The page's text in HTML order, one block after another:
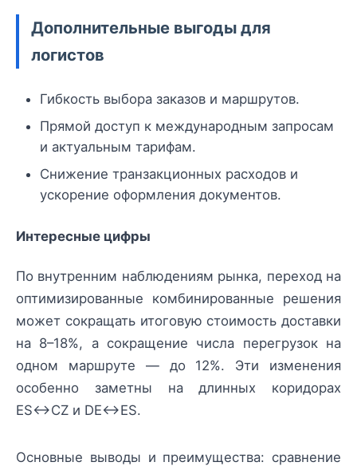
Дополнительные выгоды для
логистов
Гибкость выбора заказов и маршрутов.
Прямой доступ к международным запросам
и актуальным тарифам.
Снижение транзакционных расходов и
ускорение оформления документов.
Интересные цифры
По внутренним наблюдениям рынка, переход на
оптимизированные комбинированные решения
может сокращать итоговую стоимость доставки
на 8–18%, а сокращение числа перегрузок на
одном маршруте — до 12%. Эти изменения
особенно заметны на длинных коридорах
ES↔CZ и DE↔ES.
Основные выводы и преимущества: сравнение